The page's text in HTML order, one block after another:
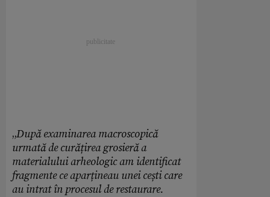
„După examinarea macroscopică
urmată de curățirea grosieră a
materialului arheologic am identificat
fragmente ce aparțineau unei cești care
au intrat în procesul de restaurare.